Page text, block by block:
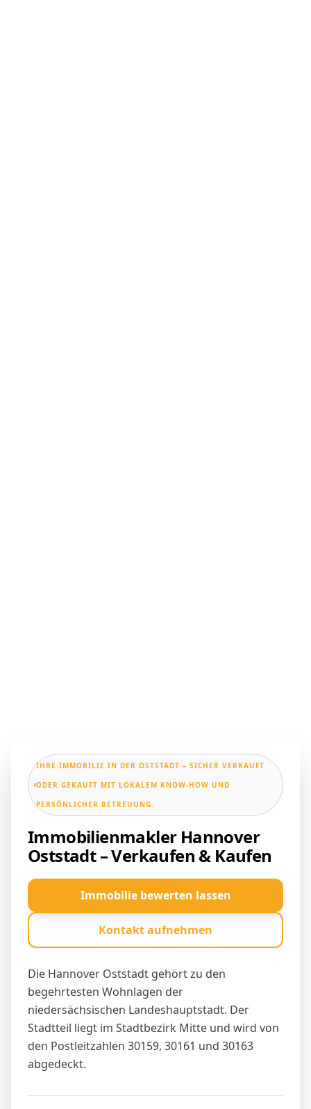
IHRE IMMOBILIE IN DER OSTSTADT – SICHER VERKAUFT
ODER GEKAUFT MIT LOKALEM KNOW-HOW UND
PERSÖNLICHER BETREUUNG.
Immobilienmakler Hannover
Oststadt – Verkaufen & Kaufen
Die Hannover Oststadt gehört zu den
begehrtesten Wohnlagen der
niedersächsischen Landeshauptstadt. Der
Stadtteil liegt im Stadtbezirk Mitte und wird von
den Postleitzahlen 30159, 30161 und 30163
abgedeckt.
Immobilie bewerten lassen
Kontakt aufnehmen